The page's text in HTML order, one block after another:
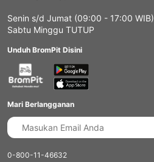
Senin s/d Jumat (09:00 - 17:00 WIB)
Sabtu Minggu TUTUP
Unduh BromPit Disini
Mari Berlangganan
0-800-11-46632